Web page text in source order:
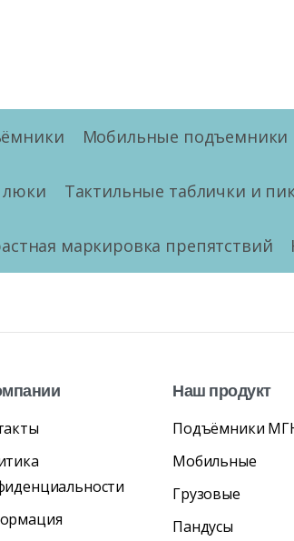
Мобильные подъемники
люки Тактильные таблички и
маркировка препятствий
Наш продукт
Подъёмники
Мобильные
Грузовые
Пандусы